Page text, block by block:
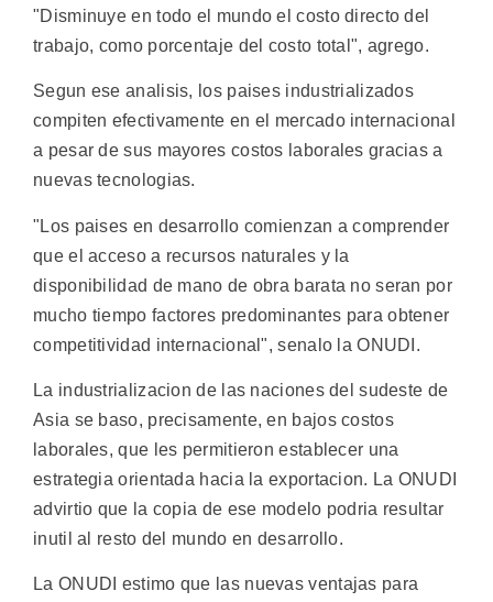
"Disminuye en todo el mundo el costo directo del
trabajo, como porcentaje del costo total", agrego.
Segun ese analisis, los paises industrializados
compiten efectivamente en el mercado internacional
a pesar de sus mayores costos laborales gracias a
nuevas tecnologias.
"Los paises en desarrollo comienzan a comprender
que el acceso a recursos naturales y la
disponibilidad de mano de obra barata no seran por
mucho tiempo factores predominantes para obtener
competitividad internacional", senalo la ONUDI.
La industrializacion de las naciones del sudeste de
Asia se baso, precisamente, en bajos costos
laborales, que les permitieron establecer una
estrategia orientada hacia la exportacion. La ONUDI
advirtio que la copia de ese modelo podria resultar
inutil al resto del mundo en desarrollo.
La ONUDI estimo que las nuevas ventajas para